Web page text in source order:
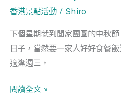
香港景點活動 / Shiro
下個星期就到闔家團圓的中秋
日子，當然要一家人好好食餐
適逢週三，
藍
屋
花
燈
灣
閱讀全文 »